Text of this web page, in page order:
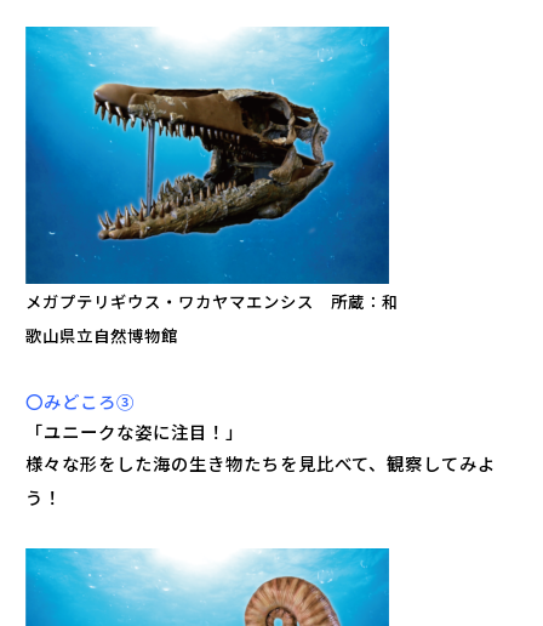
メガプテリギウス・ワカヤマエンシス 所蔵：和
歌山県立自然博物館
〇みどころ③
「ユニークな姿に注目！」
様々な形をした海の生き物たちを見比べて、観察してみよ
う！